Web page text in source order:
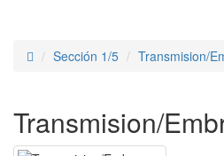
Sección 1/5 Transmision/
Transmision/